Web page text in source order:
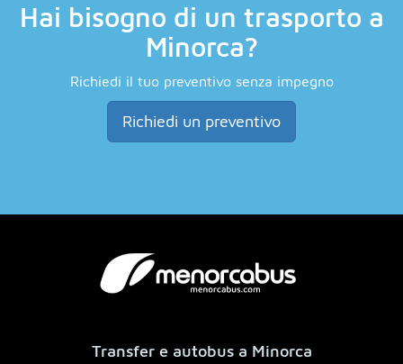
Hai bisogno di un trasporto a
Minorca?
Richiedi il tuo preventivo senza impegno
Richiedi un preventivo
Transfer e autobus a Minorca